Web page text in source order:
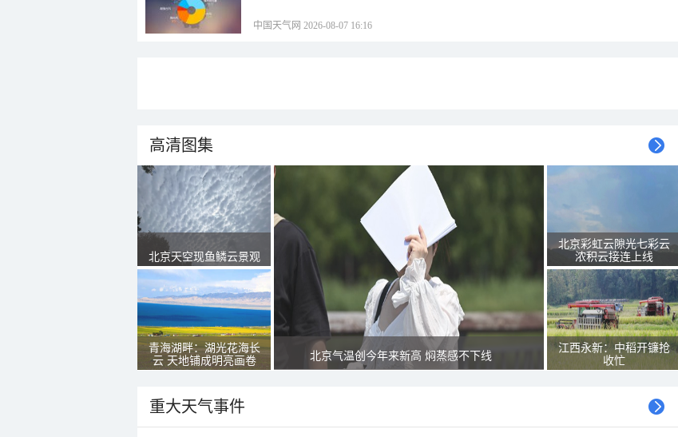
中国天气网 2026-08-07 16:16
高清图集
北京天空现鱼鳞云景观
青海湖畔：湖光花海长
云 天地铺成明亮画卷
北京气温创今年来新高 焖蒸感不下线
北京彩虹云隙光七彩云
浓积云接连上线
江西永新：中稻开镰抢
收忙
重大天气事件